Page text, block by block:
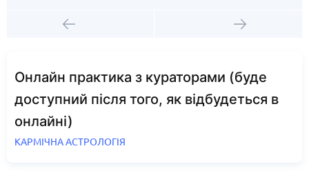
Онлайн практика з кураторами (буде
доступний після того, як відбудеться в
онлайні)
КАРМІЧНА АСТРОЛОГІЯ